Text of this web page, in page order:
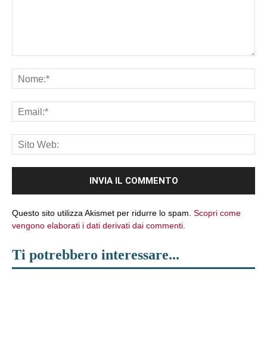
Questo sito utilizza Akismet per ridurre lo spam. Scopri come
vengono elaborati i dati derivati dai commenti
Ti potrebbero interessare...